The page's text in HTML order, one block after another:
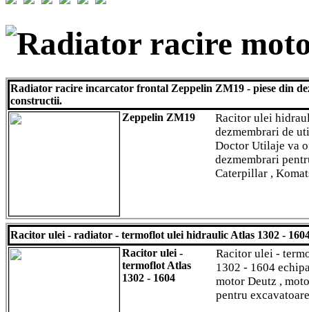
Radiator racire
Radiator racire incarcator frontal Zeppelin ZM19 - piese din
constructii.
Zeppelin ZM19
Racitor ulei
dezmembrari de
Doctor Utilaje va
dezmembrari
Caterpillar ,
Racitor ulei - radiator - termoflot ulei hidraulic Atlas 1302 -
Racitor ulei -
termoflot Atlas
1302 - 1604
Racitor ulei -
1302 - 1604
motor Deutz ,
pentru